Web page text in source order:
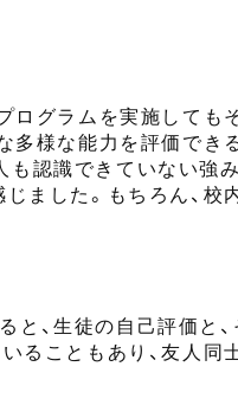
ログラムを実施しても
多様な能力を評価でき
も認識できて いない強
ました。もちろん、校
と、生徒の自己評価と
ること もあり 、友人同